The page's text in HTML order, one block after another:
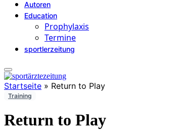
Autoren
Education
Prophylaxis
Termine
sportlerzeitung
Startseite » Return to Play
Training
Return to Play